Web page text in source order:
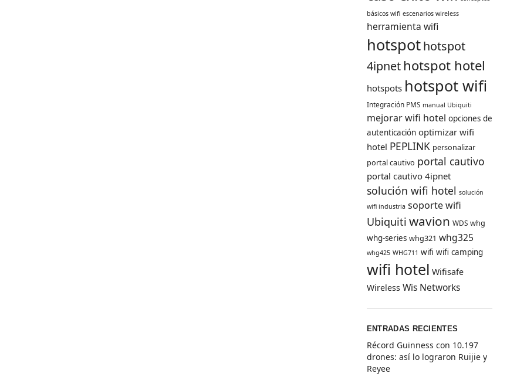
básicos wifi escenarios wireless
herramienta wifi
hotspothotspot
4ipnethotspot hotel
hotspots hotspot wifi
Integración PMS manual Ubiquiti
mejorar wifi hotel opciones de
autenticación optimizar wifi
hotel PEPLINK personalizar
portal cautivo portal cautivo
portal cautivo 4ipnet
solución wifi hotel solución
wifi industria soporte wifi
Ubiquiti wavion WDS whg
whg-series whg321 whg325
whg425 WHG711 wifi wifi camping
wifi hotel Wifisafe
Wireless Wis Networks
ENTRADAS RECIENTES
Récord Guinness con 10.197
drones: así lo lograron Ruijie y
Reyee